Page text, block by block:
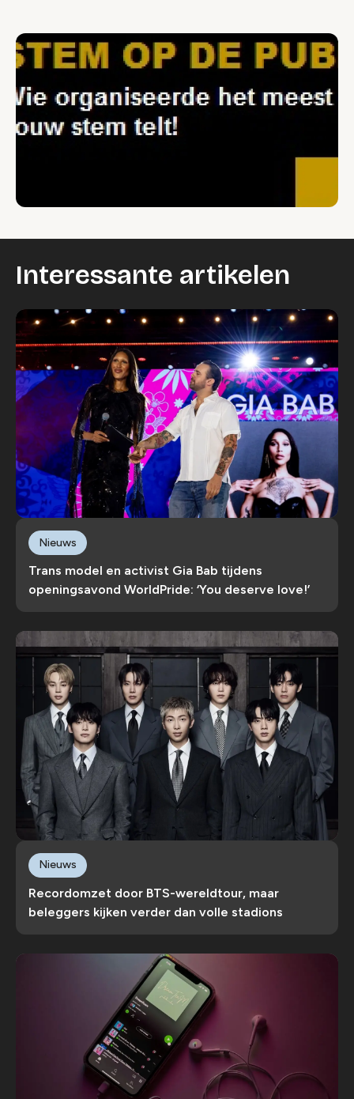
Interessante artikelen
Trans model en activist Gia Bab tijdens
openingsavond WorldPride: ‘You deserve love!’
Nieuws
Recordomzet door BTS-wereldtour, maar
beleggers kijken verder dan volle stadions
Nieuws